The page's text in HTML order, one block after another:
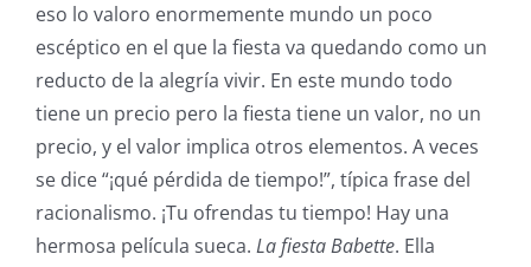
eso lo valoro enormemente mundo un poco
escéptico en el que la fiesta va quedando como un
reducto de la alegría vivir. En este mundo todo
tiene un precio pero la fiesta tiene un valor, no un
precio, y el valor implica otros elementos. A veces
se dice “¡qué pérdida de tiempo!”, típica frase del
racionalismo. ¡Tu ofrendas tu tiempo! Hay una
hermosa película sueca. La fiesta Babette. Ella